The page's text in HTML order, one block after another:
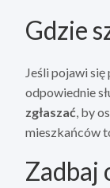
Gdzie
Jeśli pojawi
odpowiednie
zgłaszać, by
mieszkańców
Zadbaj